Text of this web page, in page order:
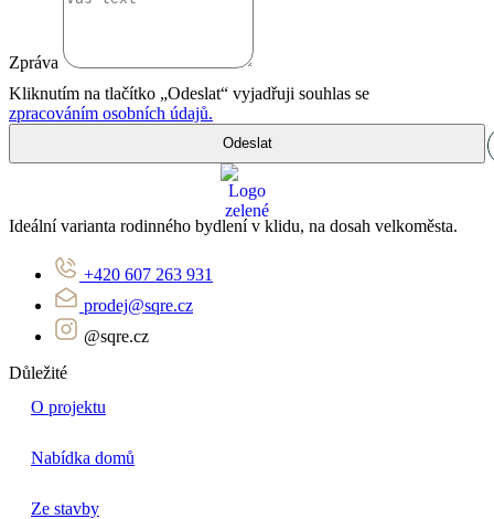
Zpráva
Kliknutím na tlačítko „Odeslat“ vyjadřuji souhlas se
zpracováním osobních údajů.
Odeslat
Ideální varianta rodinného bydlení v klidu, na dosah velkoměsta.
+420 607 263 931
prodej@sqre.cz
@sqre.cz
Důležité
O projektu
Nabídka domů
Ze stavby